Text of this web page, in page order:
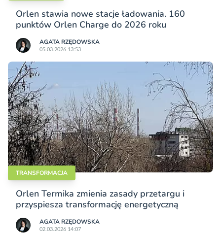
Orlen stawia nowe stacje ładowania. 160
punktów Orlen Charge do 2026 roku
AGATA RZĘDOWSKA
05.03.2026 13:53
TRANSFORMACJA
Orlen Termika zmienia zasady przetargu i
przyspiesza transformację energetyczną
AGATA RZĘDOWSKA
02.03.2026 14:07